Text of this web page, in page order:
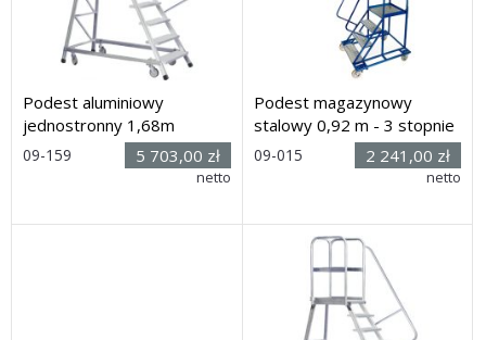
Podest aluminiowy
jednostronny 1,68m
09-159 5 703,00 zł
netto
Podest magazynowy
stalowy 0,92 m - 3 stopnie
09-015 2 241,00 zł
netto